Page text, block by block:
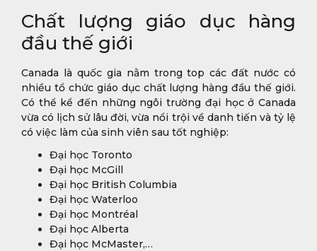
Chất lượng giáo dục hàng
đầu thế giới
Canada là quốc gia nằm trong top các đất nước có
nhiều tổ chức giáo dục chất lượng hàng đầu thế giới.
Có thể kể đến những ngôi trường đại học ở Canada
vừa có lịch sử lâu đời, vừa nổi trội về danh tiến và tỷ lệ
có việc làm của sinh viên sau tốt nghiệp:
Đại học Toronto
Đại học McGill
Đại học British Columbia
Đại học Waterloo
Đại học Montréal
Đại học Alberta
Đại học McMaster,…